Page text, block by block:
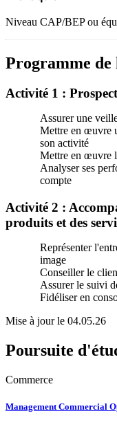
Niveau CAP/BEP ou
Programme
Activité 1 :
Assurer une
Mettre en œuvre
son activité
Mettre en œuvre
Analyser ses
compte
Activité 2 :
produits et des
Représenter
image
Conseiller le
Assurer le suivi
Fidéliser en
Mise à jour le 04.05.26
Poursuite
Commerce
Management Commercial